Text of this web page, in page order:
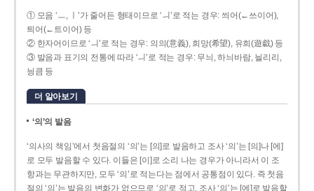
① 모음 ‘ㅡ, ㅣ’가 줄어든 형태이므로 ‘ㅢ’로 적는 경우: 씌어(←쓰이어),
틔어(←트이어) 등
② 한자어이므로 ‘ㅢ’로 적는 경우: 의의(意義), 희망(希望), 유희(遊戱) 등
③ 발음과 표기의 전통에 따라 ‘ㅢ’로 적는 경우: 무늬, 하늬바람, 늴리리,
닁큼 등
더 알아보기
‘의’의 발음
‘의사의 책임’에서 첫음절의 ‘의’는 [의]로 발음하고 조사 ‘의’는 [의]나 [에]
로 모두 발음할 수 있다. 이들은 [이]로 소리 나는 경우가 아니라서 이 조
항과는 무관하지만, 모두 ‘의’로 적는다는 점에서 공통점이 있다. 즉 첫음
절의 ‘의’는 발음의 변화가 없으므로 ‘의’로 적고, 조사 ‘의’는 [에]로 발음할